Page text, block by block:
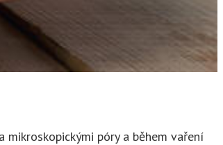
póry a během vaření